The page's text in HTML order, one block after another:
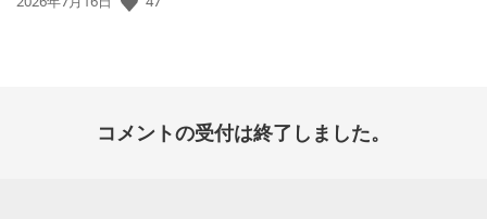
コメントの受付は終了しました。